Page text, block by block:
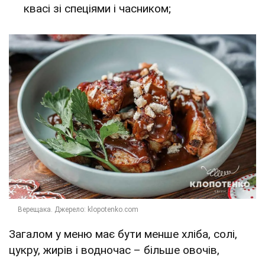
квасі зі спеціями і часником;
Загалом у меню має бути менше хліба, солі,
цукру, жирів і водночас – більше овочів,